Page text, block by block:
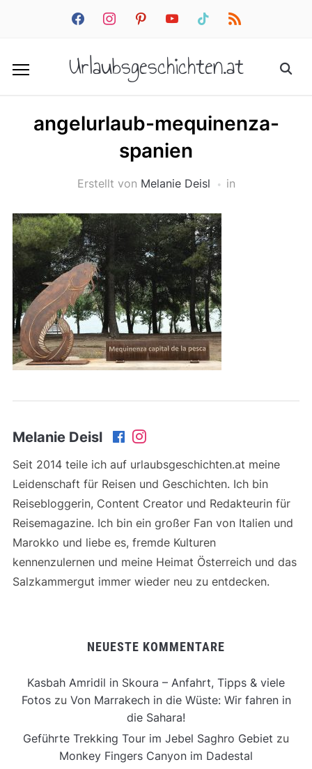
facebookinstagrampinterestyoutube tiktok rss
Urlaubsgeschichten.at
angelurlaub-mequinenza-
spanien
Erstellt von Melanie Deisl in
Melanie Deisl
Seit 2014 teile ich auf urlaubsgeschichten.at meine
Leidenschaft für Reisen und Geschichten. Ich bin
Reisebloggerin, Content Creator und Redakteurin für
Reisemagazine. Ich bin ein großer Fan von Italien und
Marokko und liebe es, fremde Kulturen
kennenzulernen und meine Heimat Österreich und das
Salzkammergut immer wieder neu zu entdecken.
NEUESTE KOMMENTARE
Kasbah Amridil in Skoura – Anfahrt, Tipps & viele
Fotoszu Von Marrakech in die Wüste: Wir fahren in
die Sahara!
Geführte Trekking Tour im Jebel Saghro Gebiet zu
Monkey Fingers Canyon im Dadestal